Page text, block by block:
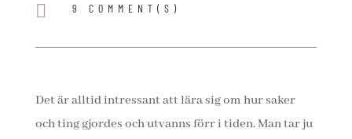
 9 COMMENT(S)
Det är alltid intressant att lära sig om hur saker
och ting gjordes och utvanns förr i tiden. Man tar ju